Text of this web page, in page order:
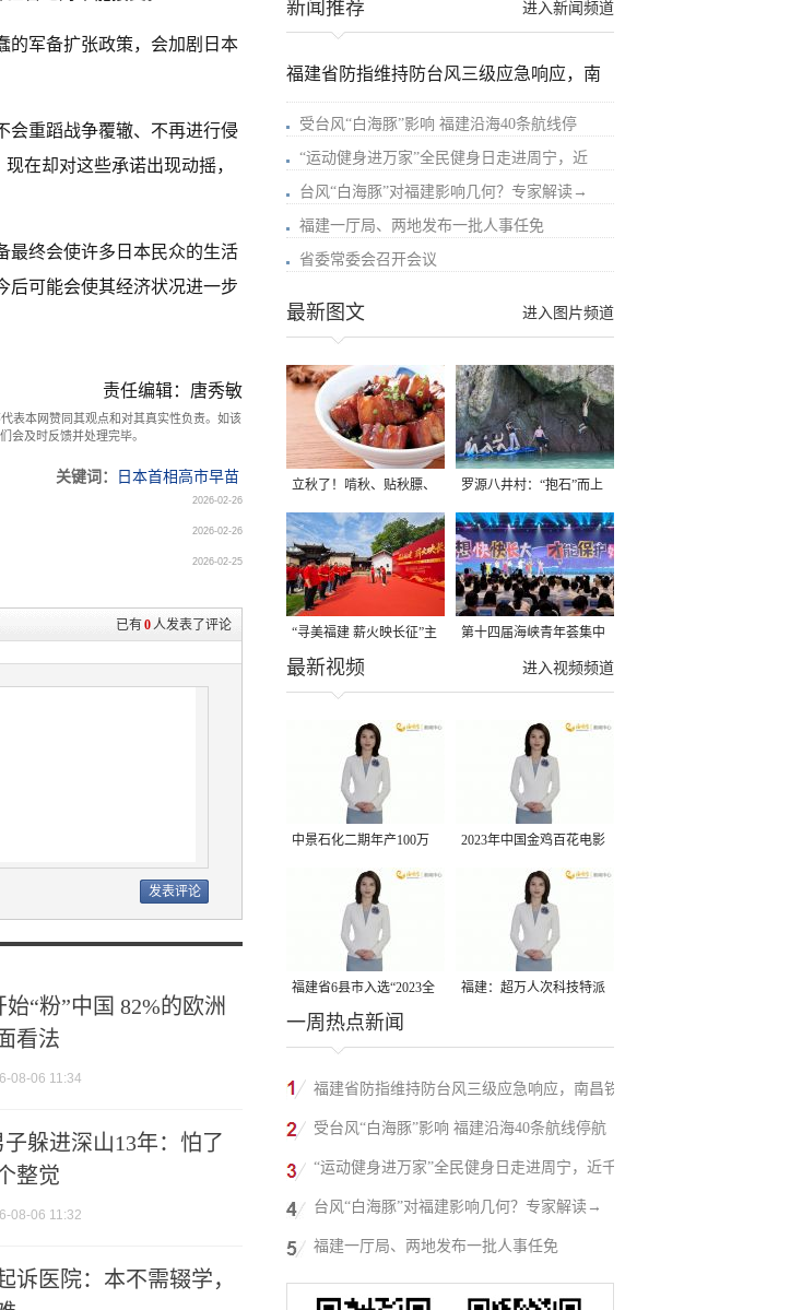
的军备扩张政策，会加剧日本
会重蹈战争覆辙、不再进行侵
在却对这些承诺出现动摇，
最终会使许多日本民众的生活
后可能会使其经济状况进一步
责任编辑：唐秀敏
表本网赞同其观点和对其真实性负责。如该
会及时反馈并处理完毕。
关键词：
日本首相高市早苗
2026-02-26
2026-02-26
2026-02-25
已有0人发表了评论
“粉”中国 82%的欧洲
看法
08-06 11:34
躲进深山13年：怕了
整觉
08-06 11:32
诉医院：本不需辍学，
进入新闻频道
新闻推荐
福建省防指维持防台风三级应急响应，南
受台风“白海豚”影响 福建沿海40条航线停
“运动健身进万家”全民健身日走进周宁，近
台风“白海豚”对福建影响几何？专家解读→
福建一厅局、两地发布一批人事任免
省委常委会召开会议
进入图片频道
最新图文
立秋了！啃秋、贴秋膘、
晒秋，福建人这样过才够
味→
罗源八井村：“抱石”而上
“寻美福建 薪火映长征”主
题活动在龙岩长汀启动
第十四届海峡青年荟集中
阶段活动在福州举行
进入视频频道
最新视频
中景石化二期年产100万
吨丙烷脱氢项目建成中交
2023年中国金鸡百花电影
节有福电影巡展31日启动
福建省6县市入选“2023全
国县域发展潜力百强县”
福建：超万人次科技特派
一周热点新闻
福建省防指维持防台风三级应急响应，南昌铁
路停运部分旅客列车→
受台风“白海豚”影响 福建沿海40条航线停航
“运动健身进万家”全民健身日走进周宁，近千
人徒步云端
台风“白海豚”对福建影响几何？专家解读→
福建一厅局、两地发布一批人事任免